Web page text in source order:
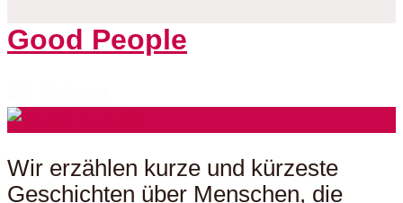
Good People
Wir erzählen kurze und kürzeste
Geschichten über Menschen, die